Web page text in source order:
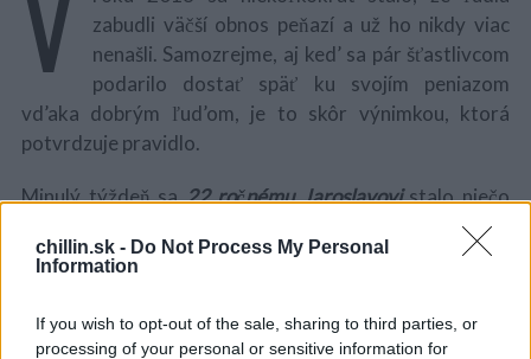
chillin.sk - Do Not Process My Personal
Information
If you wish to opt-out of the sale, sharing to third parties, or
processing of your personal or sensitive information for
zabudli väčší obnos peňazí a už ho nikdy viac
nenašli. Samozrejme, aj ked’ sa pár šťastlivcom
podarilo dostať späť ku svojím peniazom
vd’aka dobrým ľud’om, je to skôr výnimkou, ktorá
potvrdzuje pravidlo.
Minulý týždeň sa22 ročnému Jaroslavovistalo niečo
podobné. Ked’ nastupoval do auta, svoju tašku zabudol
na streche auta. Po tom, ako vyrazil z mesta Senica, si
tom momente si uvedomil, že ju dal na strechu. Ked’že
mu bolo jasné, že sa počas jazdy musela zošmyknúť z
S